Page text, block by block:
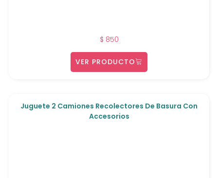
$ 850
VER PRODUCTO
Juguete 2 Camiones Recolectores De Basura Con
Accesorios